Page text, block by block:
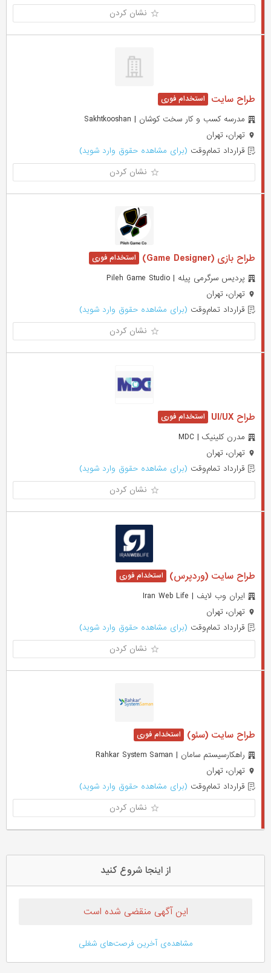
نشان کردن
طراح سایت
مدرسه کسب و کار سخت کوشان | Sakhtkooshan
تهران، تهران
قرارداد تمام‌وقت (برای مشاهده حقوق وارد شوید)
نشان کردن
طراح بازی (Game Designer)
پردیس سرگرمی پیله | Pileh Game Studio
تهران، تهران
قرارداد تمام‌وقت (برای مشاهده حقوق وارد شوید)
نشان کردن
طراح UI/UX
مدرن کلینیک | MDC
تهران، تهران
قرارداد تمام‌وقت (برای مشاهده حقوق وارد شوید)
نشان کردن
طراح سایت (وردپرس)
ایران وب لایف | Iran Web Life
تهران، تهران
قرارداد تمام‌وقت (برای مشاهده حقوق وارد شوید)
نشان کردن
طراح سایت (سئو)
راهکارسیستم سامان | Rahkar System Saman
تهران، تهران
قرارداد تمام‌وقت (برای مشاهده حقوق وارد شوید)
نشان کردن
از اینجا شروع کنید
این آگهی منقضی شده است
مشاهده‌ی آخرین فرصت‌های شغلی